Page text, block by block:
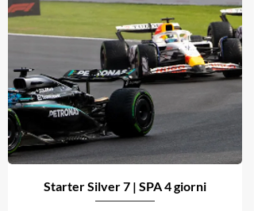
Starter Silver 7 | SPA 4 giorni